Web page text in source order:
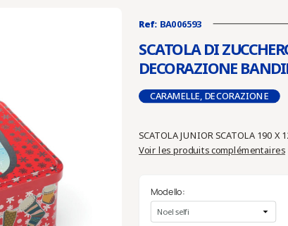
Ref: BA006593
SCATOLA DI
DECORAZIONE
CARAMELLE, DECORAZIONE
SCATOLA JUNIOR SCATOLA 190 X
Voir les produits complémentaires
Modello: